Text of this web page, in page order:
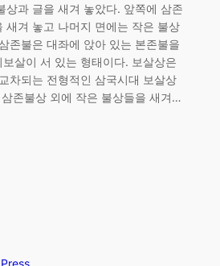
상과 글을 새겨 놓았다. 앞쪽에 삼존
새겨 놓고 나머지 면에는 작은 불상
존불은 대좌에 앉아 있는 본존불을
살이 서 있는 형태이다. 보살상은
차되는 전형적인 삼국시대 보살상
존불상 외에 작은 불상들을 새겨…